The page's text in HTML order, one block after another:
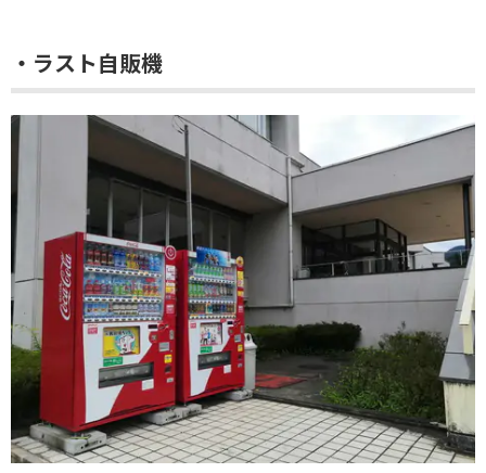
・ラスト自販機